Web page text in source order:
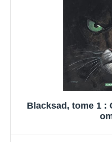
Blacksad, tome 1 :